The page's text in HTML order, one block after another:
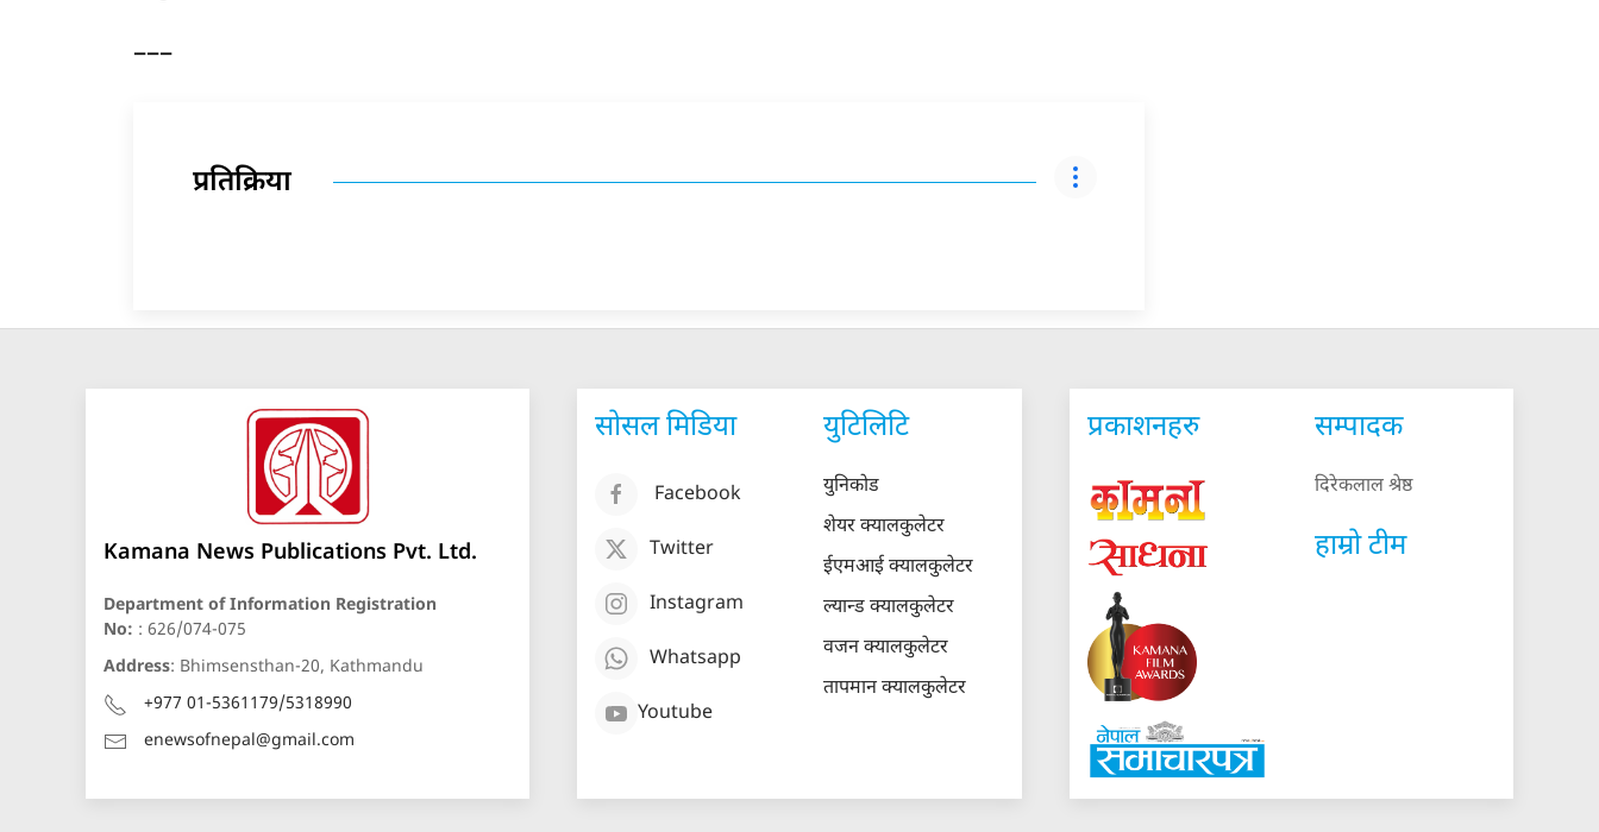
–––
प्रतिक्रिया
Kamana News Publications Pvt. Ltd.
Department of Information Registration
No: : 626/074-075
Address: Bhimsensthan-20, Kathmandu
+977 01-5361179/5318990
enewsofnepal@gmail.com
सोसल मिडिया
Facebook
Twitter
Instagram
Whatsapp
Youtube
युटिलिटि
युनिकोड
शेयर क्यालकुलेटर
ईएमआई क्यालकुलेटर
ल्यान्ड क्यालकुलेटर
वजन क्यालकुलेटर
तापमान क्यालकुलेटर
प्रकाशनहरु सम्पादक
दिरेकलाल श्रेष्ठ
हाम्रो टीम